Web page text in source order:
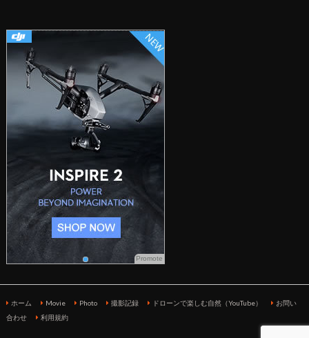
Promote
ホーム Movie Photo 撮影記録 ドローンで楽しむ自然（YouTube）
お問い
合わせ
利用規約